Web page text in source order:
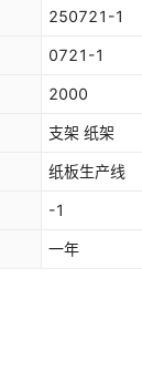
250721-1
0721-1
2000
支架 纸架
纸板生产线
-1
一年